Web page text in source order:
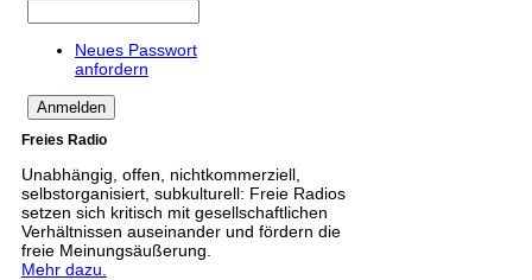
Neues Passwort
anfordern
Freies Radio
Unabhängig, offen, nichtkommerziell,
selbstorganisiert, subkulturell: Freie Radios
setzen sich kritisch mit gesellschaftlichen
Verhältnissen auseinander und fördern die
freie Meinungsäußerung.
Mehr dazu.